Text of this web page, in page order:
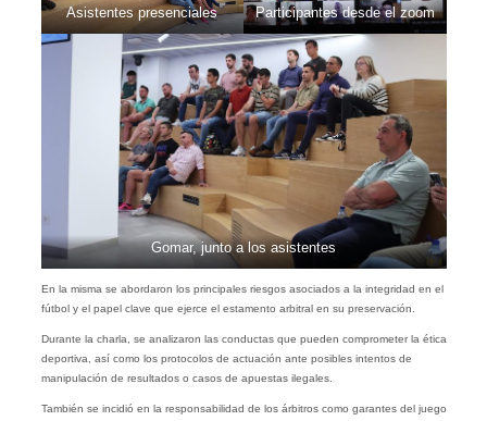
Asistentes presenciales Participantes desde el zoom
Gomar, junto a los asistentes
En la misma se abordaron los principales riesgos asociados a la integridad en el
fútbol y el papel clave que ejerce el estamento arbitral en su preservación.
Durante la charla, se analizaron las conductas que pueden comprometer la ética
deportiva, así como los protocolos de actuación ante posibles intentos de
manipulación de resultados o casos de apuestas ilegales.
También se incidió en la responsabilidad de los árbitros como garantes del juego